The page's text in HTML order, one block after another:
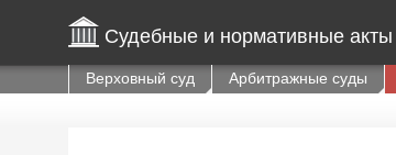
Судебные и нормативные
Верховный суд Арбитражные суды